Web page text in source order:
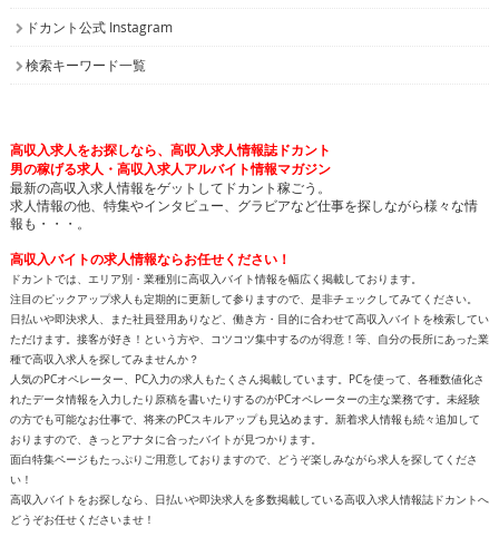
ドカント公式 Instagram
検索キーワード一覧
高収入求人をお探しなら、高収入求人情報誌ドカント
男の稼げる求人・高収入求人アルバイト情報マガジン
最新の高収入求人情報をゲットしてドカント稼ごう。
求人情報の他、特集やインタビュー、グラビアなど仕事を探しながら様々な情
報も・・・。
高収入バイトの求人情報ならお任せください！
ドカントでは、エリア別・業種別に高収入バイト情報を幅広く掲載しております。
注目のピックアップ求人も定期的に更新して参りますので、是非チェックしてみてください。
日払いや即決求人、また社員登用ありなど、働き方・目的に合わせて高収入バイトを検索してい
ただけます。接客が好き！という方や、コツコツ集中するのが得意！等、自分の長所にあった業
種で高収入求人を探してみませんか？
人気のPCオペレーター、PC入力の求人もたくさん掲載しています。PCを使って、各種数値化さ
れたデータ情報を入力したり原稿を書いたりするのがPCオペレーターの主な業務です。未経験
の方でも可能なお仕事で、将来のPCスキルアップも見込めます。新着求人情報も続々追加して
おりますので、きっとアナタに合ったバイトが見つかります。
面白特集ページもたっぷりご用意しておりますので、どうぞ楽しみながら求人を探してくださ
い！
高収入バイトをお探しなら、日払いや即決求人を多数掲載している高収入求人情報誌ドカントへ
どうぞお任せくださいませ！